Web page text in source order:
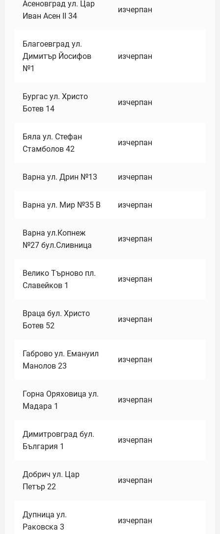
Асеновград ул. Цар
Иван Асен II 34
изчерпан
Благоевград ул.
Димитър Йосифов
№1
изчерпан
Бургас ул. Христо
Ботев 14
изчерпан
Бяла ул. Стефан
Стамболов 42
изчерпан
Варна ул. Дрин №13 изчерпан
Варна ул. Мир №35 В изчерпан
Варна ул.Копнеж
№27 бул.Сливница
изчерпан
Велико Търново пл.
Славейков 1
изчерпан
Враца бул. Христо
Ботев 52
изчерпан
Габрово ул. Емануил
Манолов 23
изчерпан
Горна Оряховица ул.
Мадара 1
изчерпан
Димитровград бул.
България 1
изчерпан
Добрич ул. Цар
Петър 22
изчерпан
Дупница ул.
Раковска 3
изчерпан